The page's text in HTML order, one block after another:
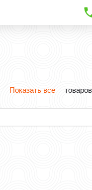
Показать все